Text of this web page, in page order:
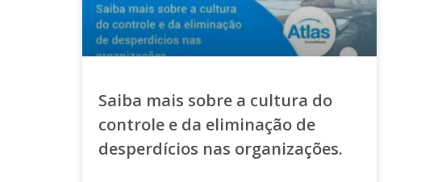
Saiba mais sobre a cultura do
controle e da eliminação de
desperdícios nas organizações.